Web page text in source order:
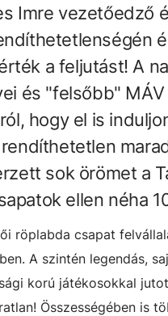
Imre vezetőedző
a feljutást! A
és "felsőbb"
hogy el is
sok örömet a
ellen néha
röplabda csapat
A szintén legendás,
korú játékosokkal
Összességében is